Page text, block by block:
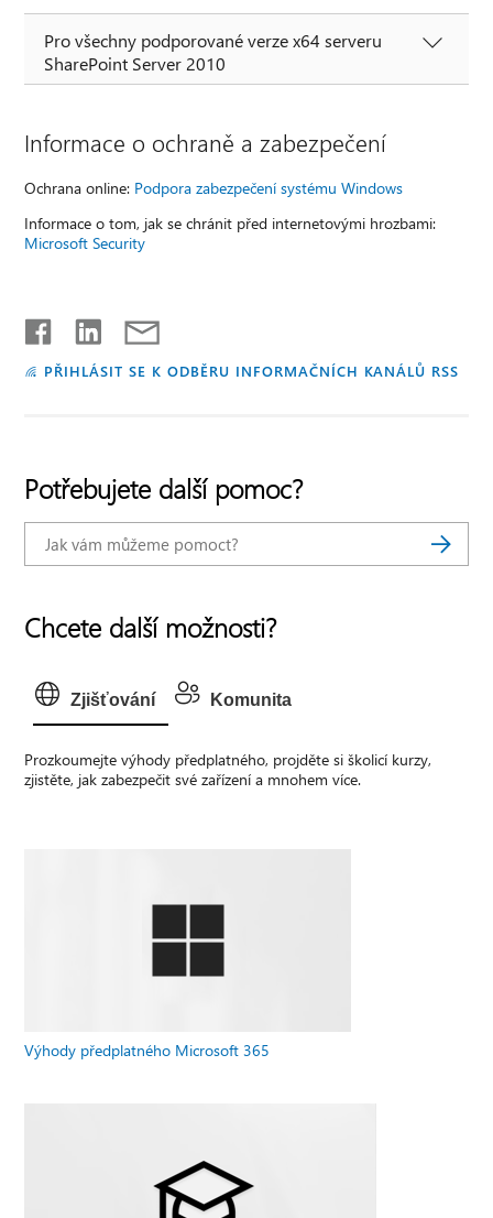
Pro všechny podporované verze x64 serveru
SharePoint Server 2010
Informace o ochraně a zabezpečení
Ochrana online: Podpora zabezpečení systému Windows
Informace o tom, jak se chránit před internetovými hrozbami:
Microsoft Security
PŘIHLÁSIT SE K ODBĚRU INFORMAČNÍCH KANÁLŮ RSS
Potřebujete další pomoc?
Chcete další možnosti?
Zjišťování Komunita
Prozkoumejte výhody předplatného, projděte si školicí kurzy,
zjistěte, jak zabezpečit své zařízení a mnohem více.
Výhody předplatného Microsoft 365